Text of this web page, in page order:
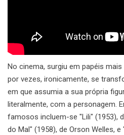
No cinema, surgiu em papéis
por vezes, ironicamente, se
em que assumia a sua própria
literalmente, com a personagem.
famosos incluem-se "Lili" (1953),
do Mal" (1958), de Orson Welles, e